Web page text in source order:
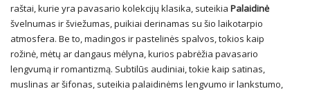
raštai, kurie yra pavasario kolekcijų klasika, suteikia Palaidinė
švelnumas ir šviežumas, puikiai derinamas su šio laikotarpio
atmosfera. Be to, madingos ir pastelinės spalvos, tokios kaip
rožinė, mėtų ar dangaus mėlyna, kurios pabrėžia pavasario
lengvumą ir romantizmą. Subtilūs audiniai, tokie kaip satinas,
muslinas ar šifonas, suteikia palaidinėms lengvumo ir lankstumo,